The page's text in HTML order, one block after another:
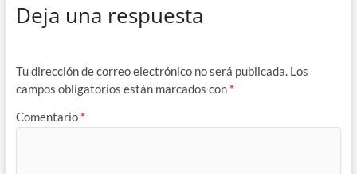
Deja una respuesta
Tu dirección de correo electrónico no será publicada. Los
campos obligatorios están marcados con *
Comentario *